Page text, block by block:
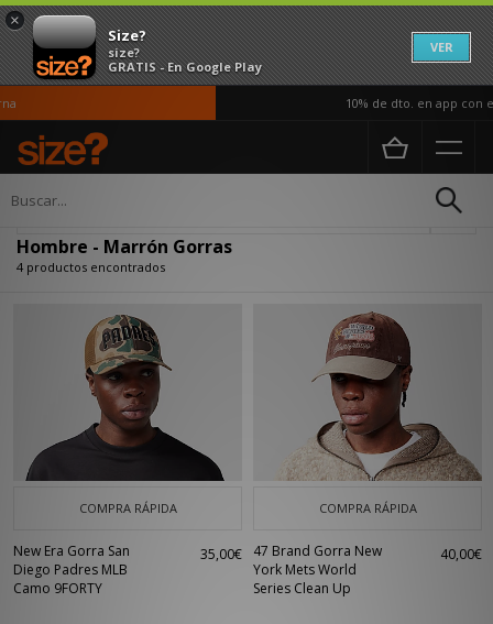
×
Size?
size?
GRATIS - En Google Play
VER
10% de dto. en app con el
Página principal
Hombre - Marrón Gorras
4 productos encontrados
COMPRA RÁPIDA
New Era Gorra San
Diego Padres MLB
Camo 9FORTY
35,00€
COMPRA RÁPIDA
47 Brand Gorra New
York Mets World
Series Clean Up
40,00€